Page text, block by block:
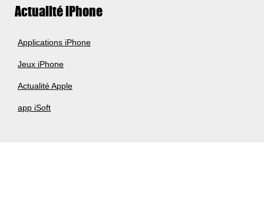
Actualité iPhone
Applications iPhone
Jeux iPhone
Actualité Apple
app iSoft